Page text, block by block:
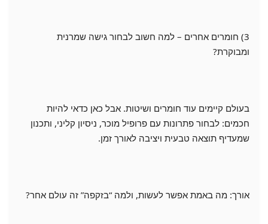
3) חומרים אחרים – למה חשוב לבחור גישה שמרנית
ומבוקרת?
בעולם קיימים עוד חומרים ושיטות. אבל כאן כדאי להיות
חכמים: לבחור פתרונות עם פרופיל מוכר, ניסיון קליני, ותכנון
שמעדיף תוצאה טבעית ויציבה לאורך זמן.
אורך: מה באמת אפשר לעשות, ולמה “בזקפה” זה עולם אחר?